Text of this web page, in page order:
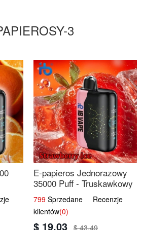
3
E-papieros Jednorazowy
35000 Puff - Truskawkowy
Lód | IBvape
799 Sprzedane Recenzje
klientów(0)
$ 19.03 $ 43.49